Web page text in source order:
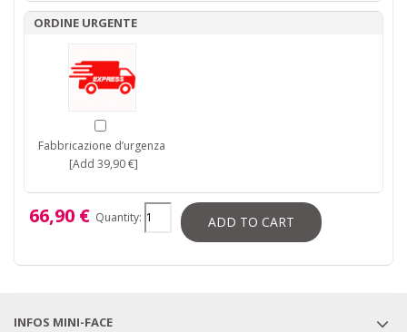
ORDINE URGENTE
Fabbricazione d’urgenza
[Add 39,90 €]
66,90 € Quantity: ADD TO CART
INFOS MINI-FACE